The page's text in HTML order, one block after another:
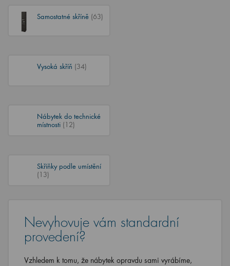
Samostatné skříně (63)
Vysoká skříň (34)
Nábytek do technické
místnosti (12)
Skříňky podle umístění
(13)
Nevyhovuje vám standardní
provedení?
Vzhledem k tomu, že nábytek opravdu sami vyrábíme,